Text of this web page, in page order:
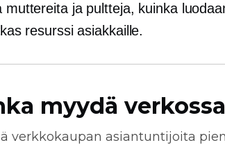
muttereita ja pultteja, kuinka
resurssi asiakkaille.
myydä verkossa
verkkokaupan asiantuntijoita